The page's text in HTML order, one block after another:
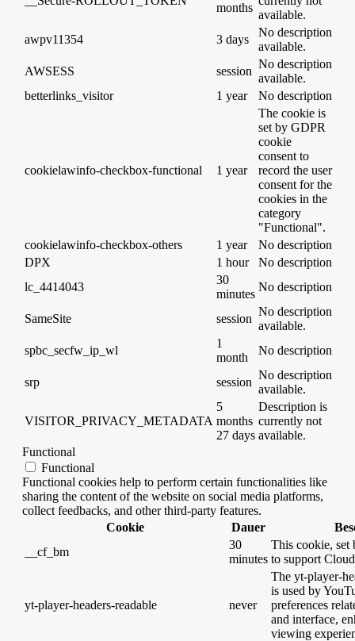
months
available.
awpv11354
3 days
No description
available.
AWSESS
session
No description
available.
betterlinks_visitor
1 year No description
cookielawinfo-checkbox-functional 1 year
The cookie is
set by GDPR
cookie
consent to
record the user
consent for the
cookies in the
category
"Functional".
cookielawinfo-checkbox-others
1 year
No description
DPX
1 hour
No description
lc_4414043
30
minutes
No description
SameSite session
No description
available.
spbc_secfw_ip_wl
1
month
No description
srp session
No description
available.
VISITOR_PRIVACY_METADATA
5
months
27 days
Description is
currently not
available.
Functional
Functional
Functional cookies help to perform certain functionalities like
sharing the content of the website on social media platforms,
collect feedbacks, and other third-party features.
Cookie
Dauer
__cf_bm
30
minutes
This cookie, set
to support
yt-player-headers-readable never
The yt-player-
is used by
preferences
and interface,
viewing